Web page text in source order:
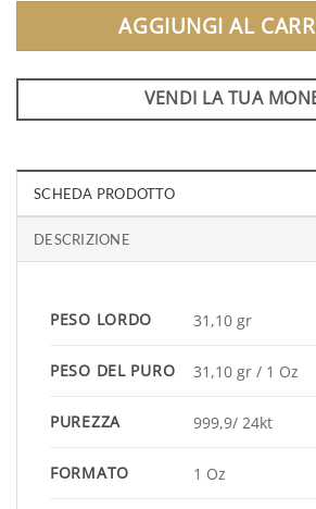
AGGIUNGI AL
VENDI LA TUA
SCHEDA PRODOTTO
DESCRIZIONE
PESO LORDO 31,10 gr
PESO DEL PURO 31,10 gr / 1 Oz
PUREZZA 999,9/ 24kt
FORMATO 1 Oz